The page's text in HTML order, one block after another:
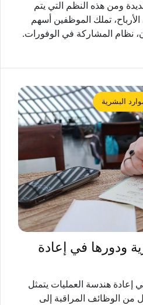
ومن هذه النظم التي يتم
تملك الموظفين أسهم
نظام المشاركة في الوفورات.
البشرية
ودورها في إعادة
إعادة هندسة العمليات يتمثل
من الوظائف المراقبة إلى